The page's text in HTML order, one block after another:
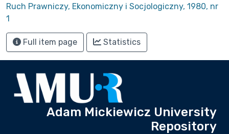
Ruch Prawniczy, Ekonomiczny i Socjologiczny, 1980, nr
1
Full item page Statistics
Adam Mickiewicz University
Repository